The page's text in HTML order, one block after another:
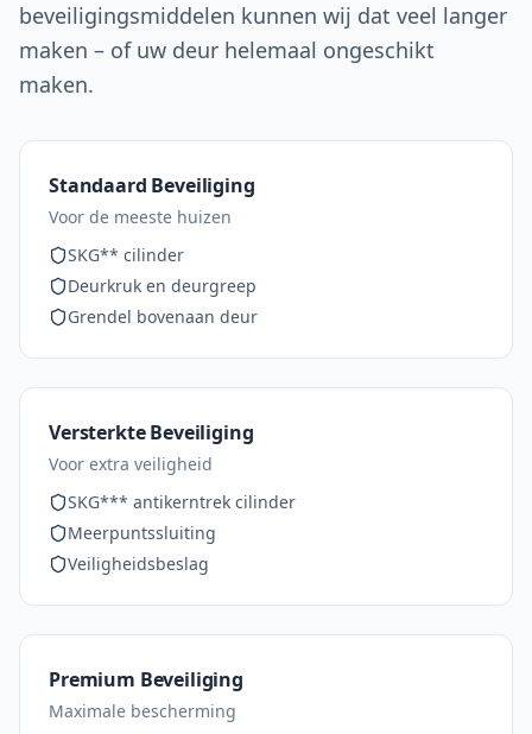
beveiligingsmiddelen kunnen wij dat veel langer
maken – of uw deur helemaal ongeschikt
maken.
Standaard Beveiliging
Voor de meeste huizen
SKG** cilinder
Deurkruk en deurgreep
Grendel bovenaan deur
Versterkte Beveiliging
Voor extra veiligheid
SKG*** antikerntrek cilinder
Meerpuntssluiting
Veiligheidsbeslag
Premium Beveiliging
Maximale bescherming